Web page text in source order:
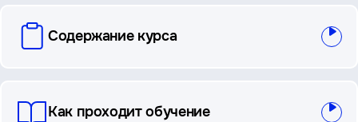
вопросы
Содержание курса
Как проходит обучение